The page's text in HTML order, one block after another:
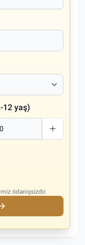
12 yaş)
ödənişsizdir.